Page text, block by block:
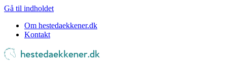
Gå til indholdet
Om hestedaekkener.dk
Kontakt